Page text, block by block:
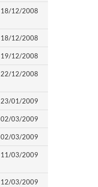
18/12/2008
18/12/2008
19/12/2008
22/12/2008
23/01/2009
02/03/2009
02/03/2009
11/03/2009
12/03/2009